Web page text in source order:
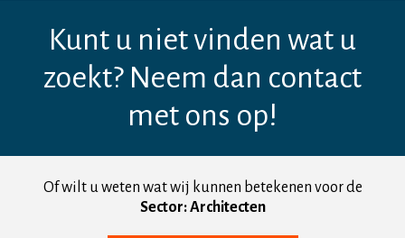
Kunt u niet vinden wat u
zoekt? Neem dan contact
met ons op!
Of wilt u weten wat wij kunnen betekenen voor de
Sector: Architecten